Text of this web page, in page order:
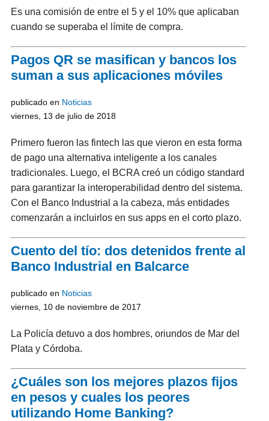
Es una comisión de entre el 5 y el 10% que aplicaban
cuando se superaba el límite de compra.
Pagos QR se masifican y bancos los
suman a sus aplicaciones móviles
publicado en Noticias
viernes, 13 de julio de 2018
Primero fueron las fintech las que vieron en esta forma
de pago una alternativa inteligente a los canales
tradicionales. Luego, el BCRA creó un código standard
para garantizar la interoperabilidad dentro del sistema.
Con el Banco Industrial a la cabeza, más entidades
comenzarán a incluirlos en sus apps en el corto plazo.
Cuento del tío: dos detenidos frente al
Banco Industrial en Balcarce
publicado en Noticias
viernes, 10 de noviembre de 2017
La Policía detuvo a dos hombres, oriundos de Mar del
Plata y Córdoba.
¿Cuáles son los mejores plazos fijos
en pesos y cuales los peores
utilizando Home Banking?